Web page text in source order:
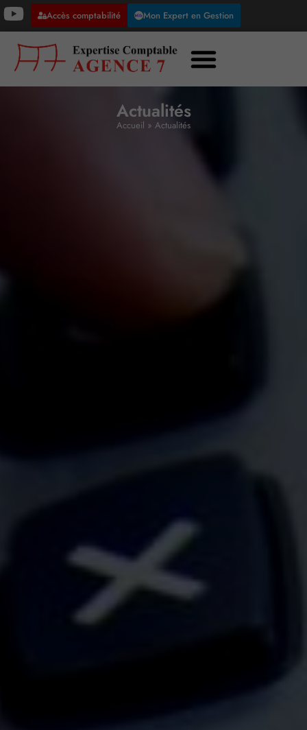
Accès comptabilité Mon Expert en Gestion
Actualités
Accueil » Actualités